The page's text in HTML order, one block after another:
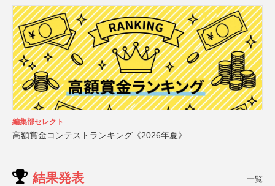
編集部セレクト
高額賞金コンテストランキング《2026年夏》
結果発表 一覧